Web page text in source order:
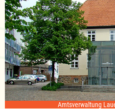
Amtsverwaltung